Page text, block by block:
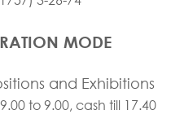
MODE
and Exhibitions
to 9.00, cash till 17.40